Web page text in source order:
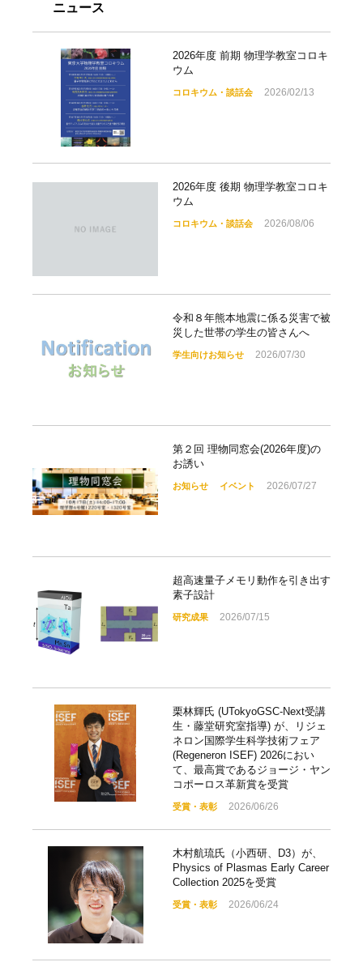
ニュース
2026年度 前期 物理学教室コロキ
ウム
コロキウム・談話会 2026/02/13
2026年度 後期 物理学教室コロキ
ウム
コロキウム・談話会 2026/08/06
令和８年熊本地震に係る災害で被
災した世帯の学生の皆さんへ
学生向けお知らせ 2026/07/30
第２回 理物同窓会(2026年度)の
お誘い
お知らせ イベント 2026/07/27
超高速量子メモリ動作を引き出す
素子設計
研究成果 2026/07/15
栗林輝氏 (UTokyoGSC-Next受講
生・藤堂研究室指導) が、リジェ
ネロン国際学生科学技術フェア
(Regeneron ISEF) 2026におい
て、最高賞であるジョージ・ヤン
コポーロス革新賞を受賞
受賞・表彰 2026/06/26
木村航琉氏（小西研、D3）が、
Physics of Plasmas Early Career
Collection 2025を受賞
受賞・表彰 2026/06/24